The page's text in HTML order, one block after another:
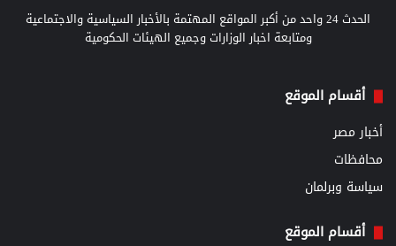
الحدث 24 واحد من أكبر المواقع المهتمة بالأخبار السياسية والاجتماعية
ومتابعة اخبار الوزارات وجميع الهيئات الحكومية
أقسام الموقع
أخبار مصر
محافظات
سياسة وبرلمان
أقسام الموقع